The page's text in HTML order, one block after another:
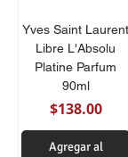
Yves Saint Laurent
Libre L'Absolu
Platine Parfum
90ml
Precio
$138.00
Agregar al